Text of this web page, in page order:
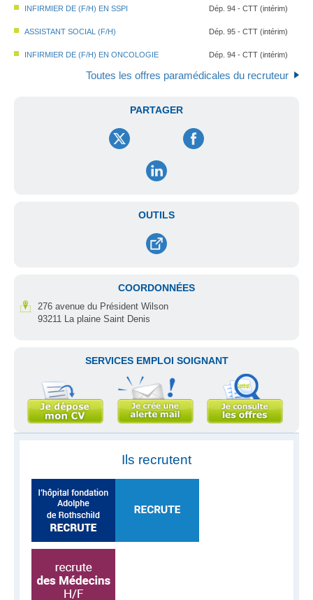
INFIRMIER DE (F/H) EN SSPI Dép. 94 - CTT (intérim)
ASSISTANT SOCIAL (F/H) Dép. 95 - CTT (intérim)
INFIRMIER DE (F/H) EN ONCOLOGIE Dép. 94 - CTT (intérim)
Toutes les offres paramédicales du recruteur
PARTAGER
OUTILS
COORDONNÉES
276 avenue du Président Wilson
93211 La plaine Saint Denis
SERVICES EMPLOI SOIGNANT
Ils recrutent